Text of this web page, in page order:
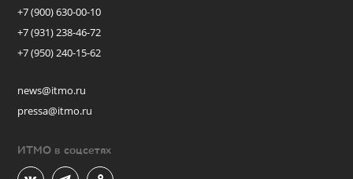
+7 (900) 630-00-10
+7 (931) 238-46-72
+7 (950) 240-15-62
news@itmo.ru
pressa@itmo.ru
ИТМО в соцсетях